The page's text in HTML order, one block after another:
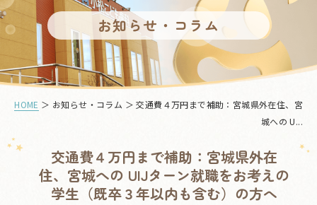
お知らせ・コラム
HOME ＞ お知らせ・コラム ＞ 交通費４万円まで補助：宮城県外在住、宮
城への U...
交通費４万円まで補助：宮城県外在
住、宮城への UIJターン就職をお考えの
学生（既卒３年以内も含む）の方へ